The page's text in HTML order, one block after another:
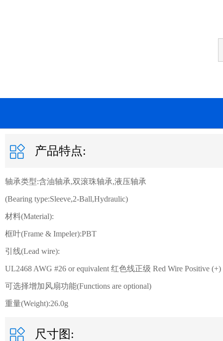
产品特点:
轴承类型:含油轴承,双滚珠轴承,液压轴承
(Bearing type:Sleeve,2-Ball,Hydraulic)
材料(Material):
框叶(Frame & Impeler):PBT
引线(Lead wire):
UL2468 AWG #26 or equivalent 红色线正级 Red Wire Positive
可选择增加风扇功能(Functions are optional)
重量(Weight):26.0g
尺寸图: